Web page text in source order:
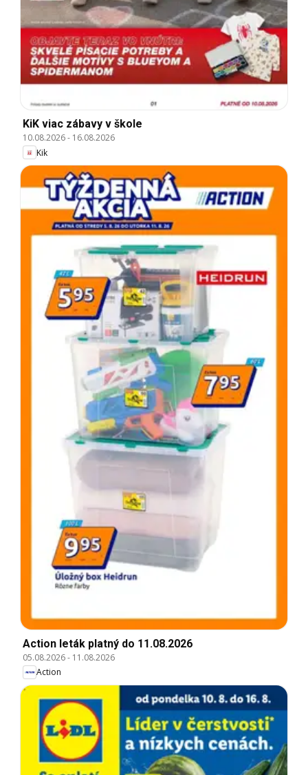
KiK viac zábavy v škole
10.08.2026- 16.08.2026
Kik
Action leták platný do 11.08.2026
05.08.2026- 11.08.2026
Action